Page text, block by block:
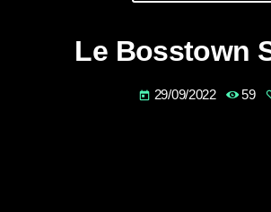
Le Bosstown
today 29/09/2022 59